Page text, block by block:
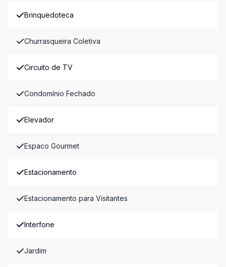
Brinquedoteca
Churrasqueira Coletiva
Circuito de TV
Condomínio Fechado
Elevador
Espaco Gourmet
Estacionamento
Estacionamento para Visitantes
Interfone
Jardim